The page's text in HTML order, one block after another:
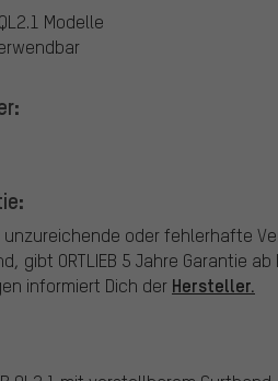
Modelle
unzureichende oder fehlerhafte
gibt ORTLIEB 5 Jahre Garantie
informiert Dich der Hersteller.